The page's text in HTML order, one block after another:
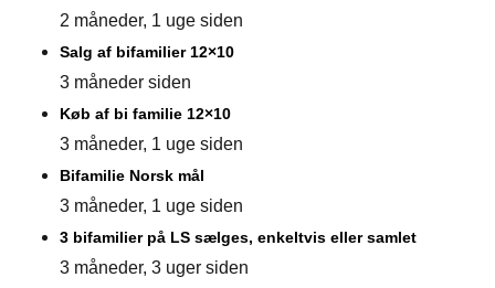
2 måneder, 1 uge siden
Salg af bifamilier 12×10
3 måneder siden
Køb af bi familie 12×10
3 måneder, 1 uge siden
Bifamilie Norsk mål
3 måneder, 1 uge siden
3 bifamilier på LS sælges, enkeltvis eller samlet
3 måneder, 3 uger siden